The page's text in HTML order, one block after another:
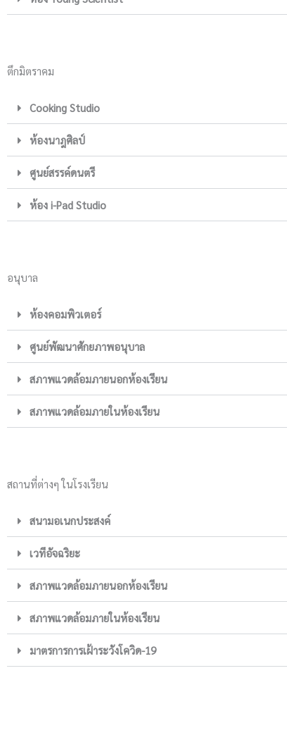
ตึกมิตราคม
Cooking Studio
ห้องนาฎศิลป์
ศูนย์สรรค์ดนตรี
ห้อง i-Pad Studio
อนุบาล
ห้องคอมพิวเตอร์
ศูนย์พัฒนาศักยภาพอนุบาล
สภาพแวดล้อมภายนอกห้องเรียน
สภาพแวดล้อมภายในห้องเรียน
สถานที่ต่างๆ ในโรงเรียน
สนามอเนกประสงค์
เวทีอัจฉริยะ
สภาพแวดล้อมภายนอกห้องเรียน
สภาพแวดล้อมภายในห้องเรียน
มาตรการการเฝ้าระวังโควิด-19